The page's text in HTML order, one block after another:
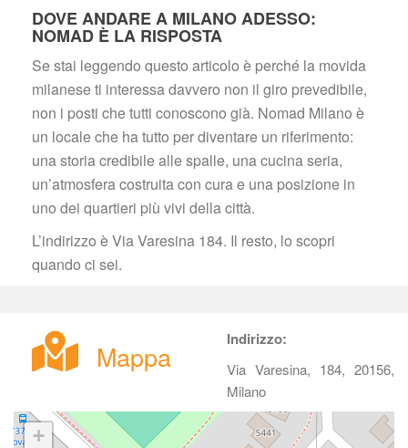
DOVE ANDARE A MILANO ADESSO:
NOMAD È LA RISPOSTA
Se stai leggendo questo articolo è perché la movida
milanese ti interessa davvero non il giro prevedibile,
non i posti che tutti conoscono già. Nomad Milano è
un locale che ha tutto per diventare un riferimento:
una storia credibile alle spalle, una cucina seria,
un’atmosfera costruita con cura e una posizione in
uno dei quartieri più vivi della città.
L’indirizzo è Via Varesina 184. Il resto, lo scopri
quando ci sei.
Mappa Indirizzo:
Via Varesina, 184, 20156,
Milano
+